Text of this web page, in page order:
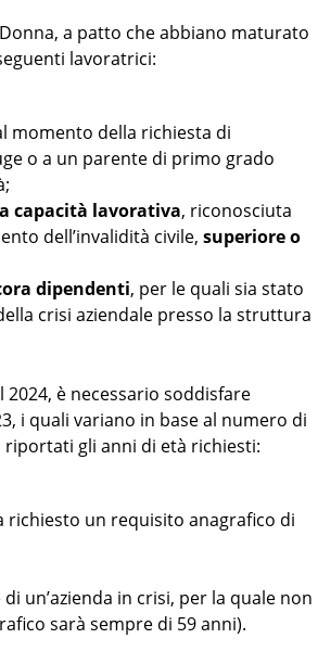
a patto che abbiano maturato
lavoratrici:
momento della richiesta di
o a un parente di primo grado
capacità lavorativa, riconosciuta
dell’invalidità civile,superiore o
dipendenti, per le quali sia stato
crisi aziendale presso la struttura
2024, è necessario soddisfare
i quali variano in base al numero di
riportati gli anni di età richiesti:
richiesto un requisito anagrafico di
un’azienda in crisi, per la quale non
sarà sempre di 59 anni).